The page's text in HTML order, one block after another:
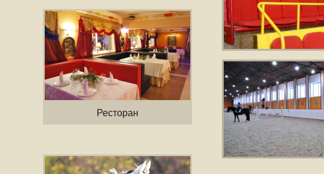
Ресторан